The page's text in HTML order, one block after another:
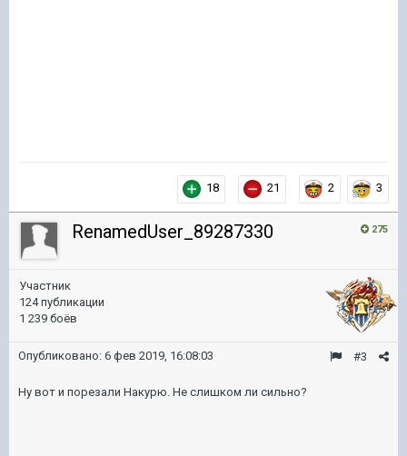
18 21 2 3
275
RenamedUser_89287330
Участник
124 публикации
1 239 боёв
#3
Опубликовано: 6 фев 2019, 16:08:03
Ну вот и порезали Накурю. Не слишком ли сильно?